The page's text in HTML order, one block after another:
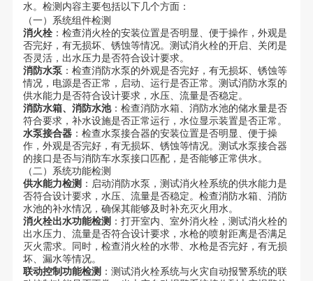
水。检测内容主要包括以下几个方面：
（一）系统组件检测
消火栓：检查消火栓的安装位置是否明显、便于操作，外观是
否完好，有无损坏、锈蚀等情况。测试消火栓的开启、关闭是
否灵活，出水压力是否符合设计要求。
消防水泵：检查消防水泵的外观是否完好，有无损坏、锈蚀等
情况，电源是否正常，启动、运行是否正常。测试消防水泵的
供水能力是否符合设计要求，水压、流量是否稳定。
消防水箱、消防水池：检查消防水箱、消防水池的储水量是否
符合要求，补水设施是否正常运行，水位显示装置是否正常。
水泵接合器：检查水泵接合器的安装位置是否明显、便于操
作，外观是否完好，有无损坏、锈蚀等情况。测试水泵接合器
的接口是否与消防车水泵接口匹配，是否能够正常供水。
（二）系统功能检测
供水能力检测 ：启动消防水泵，测试消火栓系统的供水能力是
否符合设计要求，水压、流量是否稳定。检查消防水箱、消防
水池的补水情况，确保其能够及时补充灭火用水。
消火栓出水功能检测 ：打开室内、室外消火栓，测试消火栓的
出水压力、流量是否符合设计要求，水枪的喷射距离是否满足
灭火需求。同时，检查消火栓的水带、水枪是否完好，有无损
坏、漏水等情况。
联动控制功能检测 ：测试消火栓系统与火灾自动报警系统的联